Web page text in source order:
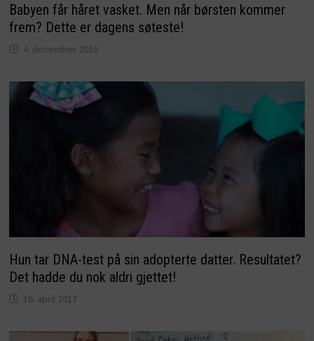
Babyen får håret vasket. Men når børsten kommer
frem? Dette er dagens søteste!
4. desember 2016
Hun tar DNA-test på sin adopterte datter. Resultatet?
Det hadde du nok aldri gjettet!
16. april 2017